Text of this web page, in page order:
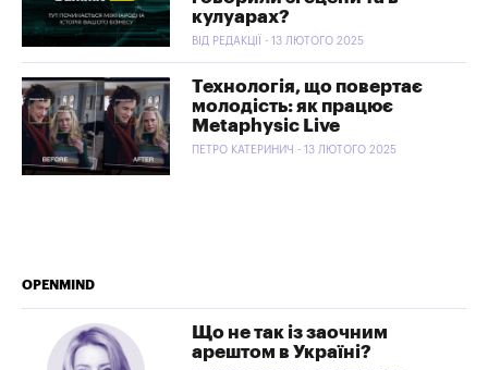
кулуарах?
ВІД РЕДАКЦІЇ - 13 ЛЮТОГО 2025
Технологія, що повертає
молодість: як працює
Metaphysic Live
ПЕТРО КАТЕРИНИЧ - 13 ЛЮТОГО 2025
OPENMIND
Що не так із заочним
арештом в Україні?